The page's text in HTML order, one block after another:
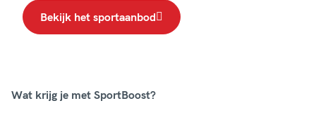
Bekijk het sportaanbod
Wat krijg je met SportBoost?